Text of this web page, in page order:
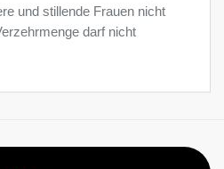
und stillende Frauen nicht
darf nicht